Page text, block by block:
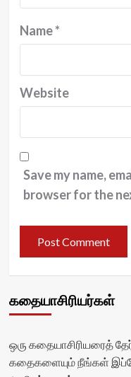
Name*
Website
Save my name,
browser for the
கதையாசிரியர்கள்
ஒரு கதையாசிரியரைத்
கதைகளையும் நீங்கள்